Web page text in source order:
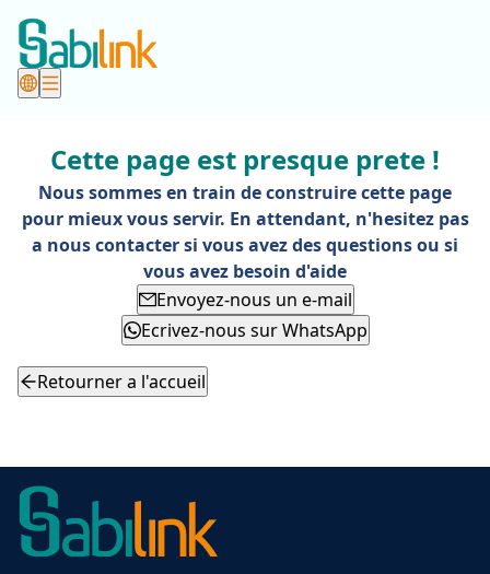
Cette page est presque prete !
Nous sommes en train de construire cette page
pour mieux vous servir. En attendant, n'hesitez pas
a nous contacter si vous avez des questions ou si
vous avez besoin d'aide
Envoyez-nous un e-mail
Ecrivez-nous sur WhatsApp
Retourner a l'accueil